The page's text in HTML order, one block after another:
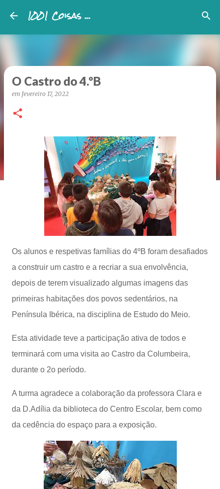
Avançar para o conteúdo principal
1001 Coisas ...
O Castro do 4.ºB
em fevereiro 17, 2022
Os alunos e respetivas famílias do 4ºB foram desafiados
a construir um castro e a recriar a sua envolvência,
depois de terem visualizado algumas imagens das
primeiras habitações dos povos sedentários, na
Península Ibérica, na disciplina de Estudo do Meio.
Esta atividade teve a participação ativa de todos e
terminará com uma visita ao Castro da Columbeira,
durante o 2o período.
A turma agradece a colaboração da professora Clara e
da D.Adília da biblioteca do Centro Escolar, bem como
da cedência do espaço para a exposição.